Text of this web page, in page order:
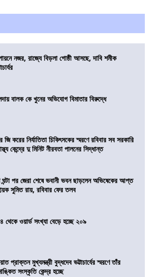
নজর, রাজ্যে বিড়লা গোষ্ঠী আসছে, দাবি শমীক
বালক কে খুনের অভিযোগ বিমাতার বিরুদ্ধে
করের নির্যাতিতা চিকিৎসকের স্মরণে রবিবার সব সরকারি
কেন্দ্রে দু মিনিট নীরবতা পালনের সিদ্ধান্ত
পর জেরা শেষে ভবানী ভবন ছাড়লেন অভিষেকের আপ্ত
সুমিত রায়, রবিবার ফের তলব
থেকে ওয়ার্ড সংখ্যা বেড়ে হচ্ছে ২০৯
প্রাক্তন মুখ্যমন্ত্রী বুদ্ধদেব ভট্টাচার্যের স্মরণে তাঁর
সংস্কৃতি কেন্দ্র হচ্ছে